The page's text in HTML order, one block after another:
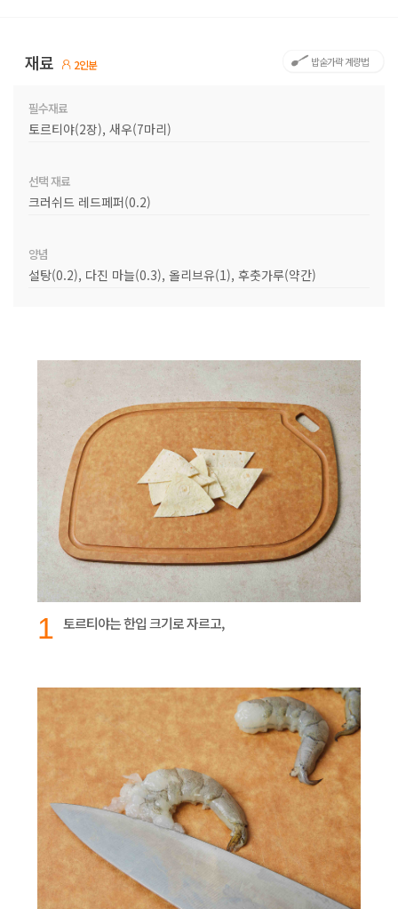
재료 2인분 밥숟가락 계량법
필수재료
토르티야(2장), 새우(7마리)
선택 재료
크러쉬드 레드페퍼(0.2)
양념
설탕(0.2), 다진 마늘(0.3), 올리브유(1), 후춧가루(약간)
1 토르티야는 한입 크기로 자르고,